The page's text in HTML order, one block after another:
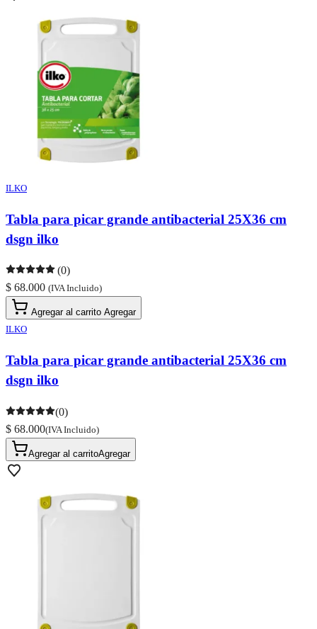
ILKO
Tabla para picar grande antibacterial 25X36 cm
dsgn ilko
(0)
$ 68.000 (IVA Incluido)
Agregar al carrito Agregar
ILKO
Tabla para picar grande antibacterial 25X36 cm
dsgn ilko
(0)
$ 68.000(IVA Incluido)
Agregar al carritoAgregar